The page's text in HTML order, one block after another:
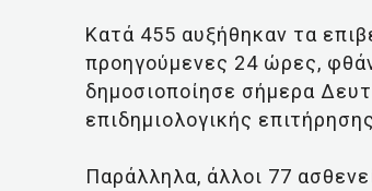
Κατά 455 αυξήθηκαν τα
προηγούμενες 24 ώρες,
δημοσιοποίησε σήμερα
επιδημιολογικής
Παράλληλα, άλλοι 77